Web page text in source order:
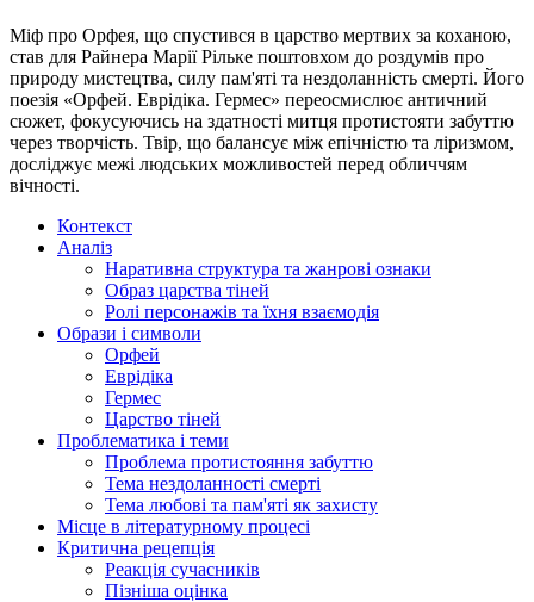
Міф про Орфея, що спустився в царство мертвих за коханою,
став для Райнера Марії Рільке поштовхом до роздумів про
природу мистецтва, силу пам'яті та нездоланність смерті. Його
поезія «Орфей. Еврідіка. Гермес» переосмислює античний
сюжет, фокусуючись на здатності митця протистояти забуттю
через творчість. Твір, що балансує між епічністю та ліризмом,
досліджує межі людських можливостей перед обличчям
вічності.
Контекст
Аналіз
Наративна структура та жанрові ознаки
Образ царства тіней
Ролі персонажів та їхня взаємодія
Образи і символи
Орфей
Еврідіка
Гермес
Царство тіней
Проблематика і теми
Проблема протистояння забуттю
Тема нездоланності смерті
Тема любові та пам'яті як захисту
Місце в літературному процесі
Критична рецепція
Реакція сучасників
Пізніша оцінка